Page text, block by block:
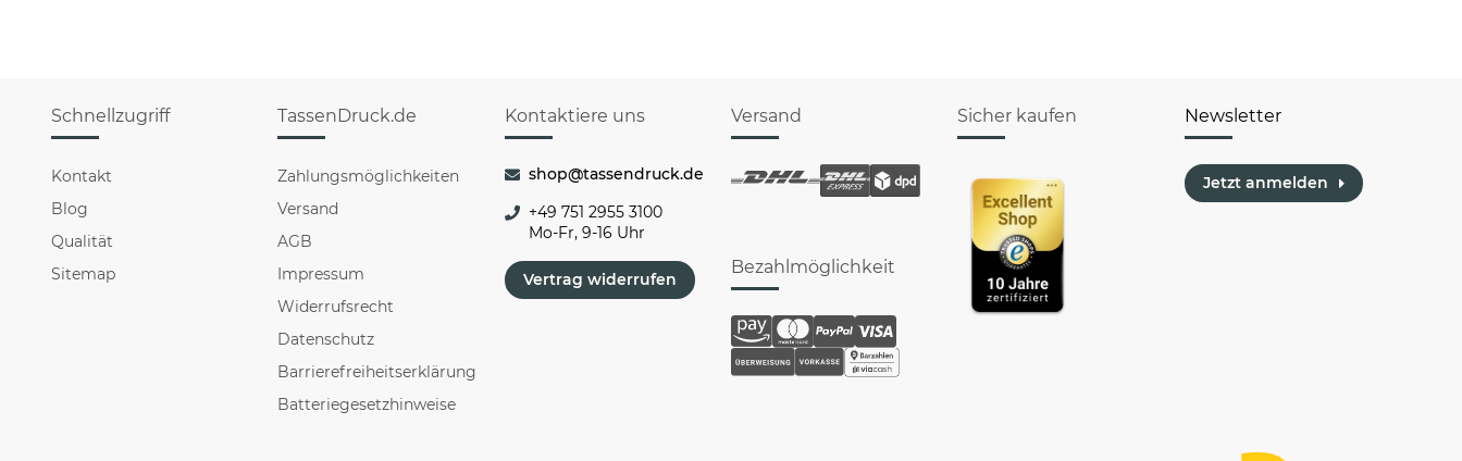
Schnellzugriff
Kontakt
Blog
Qualität
Sitemap
TassenDruck.de
Zahlungsmöglichkeiten
Versand
AGB
Impressum
Widerrufsrecht
Datenschutz
Barrierefreiheitserklärung
Batteriegesetzhinweise
Kontaktiere uns
shop@tassendruck.de
+49 751 2955 3100
Mo-Fr, 9-16 Uhr
Vertrag widerrufen
Versand
Bezahlmöglichkeit
Sicher kaufen Newsletter
Jetzt anmelden